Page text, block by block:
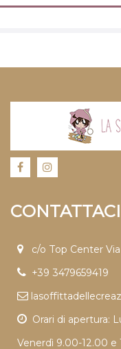
CONTATTACI
c/o Top Center
+39 3479659419
Orari di apertura:
Venerdì 9.00-12.00 e